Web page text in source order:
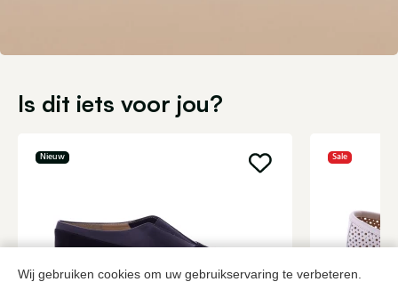
Wij gebruiken cookies om uw gebruikservaring te verbeteren.
Is dit iets voor jou?
Nieuw Sale